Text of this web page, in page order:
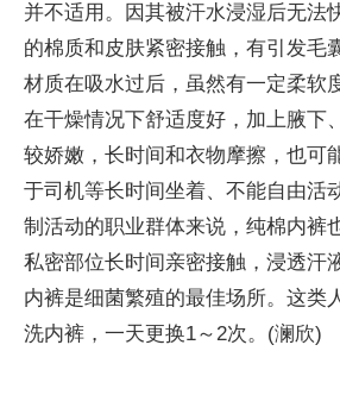
并不适用。因其被汗水浸湿后无法
的棉质和皮肤紧密接触，有引发毛
材质在吸水过后，虽然有一定柔软
在干燥情况下舒适度好，加上腋下
较娇嫩，长时间和衣物摩擦，也可
于司机等长时间坐着、不能自由活
制活动的职业群体来说，纯棉内裤
私密部位长时间亲密接触，浸透汗
内裤是细菌繁殖的最佳场所。这类
洗内裤，一天更换1～2次。(澜欣)